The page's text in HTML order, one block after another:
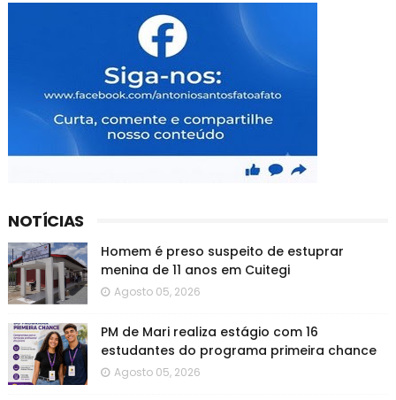
NOTÍCIAS
Homem é preso suspeito de estuprar
menina de 11 anos em Cuitegi
Agosto 05, 2026
PM de Mari realiza estágio com 16
estudantes do programa primeira chance
Agosto 05, 2026